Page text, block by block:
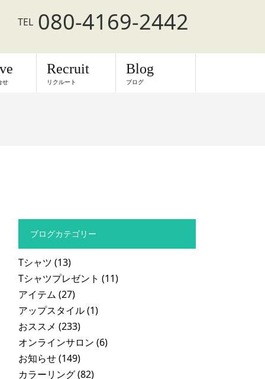
TEL 080-4169-2442
せ
Recruit
リクルート
Blog
ブログ
ブログカテゴリー
Tシャツ (13)
Tシャツプレゼント (11)
アイテム (27)
アップスタイル(1)
おススメ (233)
オンラインサロン (6)
お知らせ(149)
カラーリング(82)